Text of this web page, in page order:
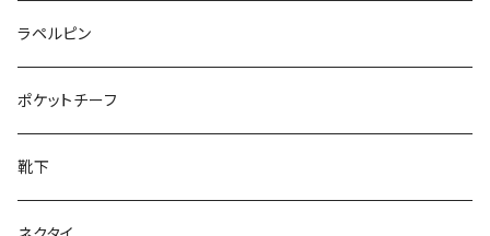
50/XL～
27cm～
28cm～
ラペルピン
ポケットチーフ
靴下